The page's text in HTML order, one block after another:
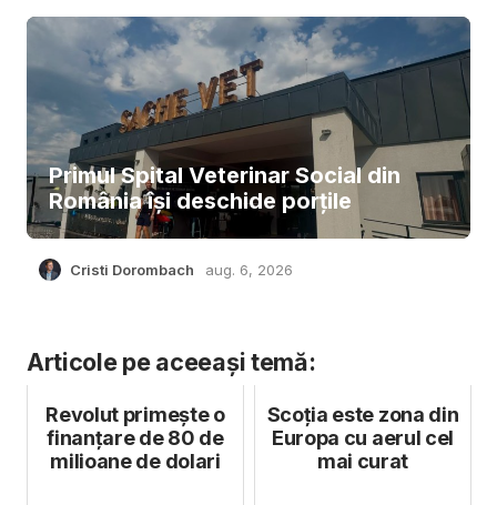
Primul Spital Veterinar Social din
România își deschide porțile
Cristi Dorombach aug. 6, 2026
Articole pe aceeași temă:
Revolut primește o
finanțare de 80 de
milioane de dolari
Scoția este zona din
Europa cu aerul cel
mai curat